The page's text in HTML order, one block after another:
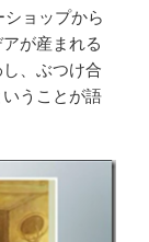
ョップから
が産まれる
、ぶつけ合
うことが語